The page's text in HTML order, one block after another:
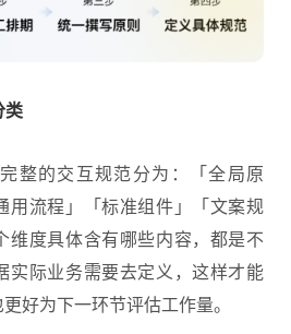
类
整的交互规范分为：「全局原
用流程」「标准组件」「文案规
维度具体含有哪些内容，都是不
实际业务需要去定义，这样才能
好为下一环节评估工作量。